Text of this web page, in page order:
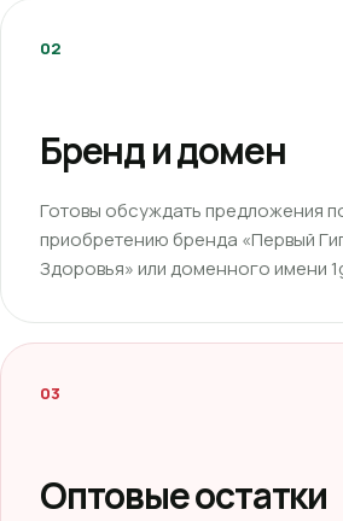
02
Бренд и домен
Готовы обсуждать предложения
приобретению бренда «Первый
Здоровья» или доменного имени
03
Оптовые остатки